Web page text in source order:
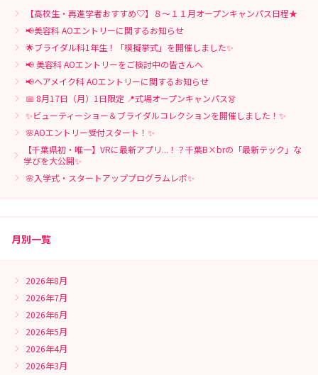
【高校生・再進学者おすすめ♡】８～１１月オープンキャンパス日程★
📢美容科 AOエントリーに関するお知らせ
🌟ブライダル科1年生！「模擬挙式」を開催しました✨
📢 美容科 AOエントリーをご検討中の皆さんへ
📢ヘアメイク科 AOエントリーに関するお知らせ
📅 8月17日（月）1日限定 📍式場オープンキャンパス👗
✨ビューティーショー＆ブライダルコレクションを開催しました！✨
🌸AOエントリー受付スタート！✨
【千葉県初・唯一】VRに最新アプリ...！？千葉B×brの「最新テック」な
学びを大公開✨
🌸入学式・スタートアッププログラムレポ✨
月別一覧
2026年8月
2026年7月
2026年6月
2026年5月
2026年4月
2026年3月